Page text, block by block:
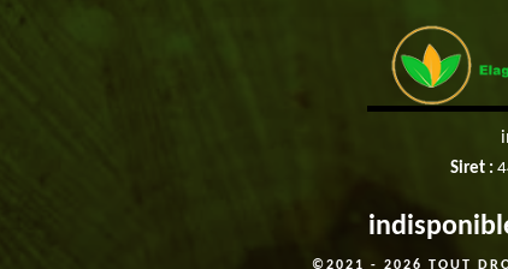
Siret :
©2021 - 2026 TOUT